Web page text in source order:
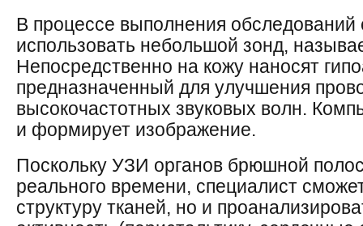
В процессе выполнения обследований
использовать небольшой зонд,
Непосредственно на кожу наносят
предназначенный для улучшения
высокочастотных звуковых волн.
и формирует изображение.
Поскольку УЗИ органов брюшной
реального времени, специалист
структуру тканей, но и